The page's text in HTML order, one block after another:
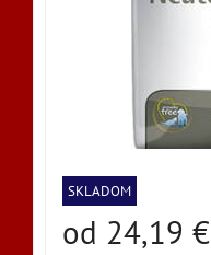
SKLADOM
od 24,19 €